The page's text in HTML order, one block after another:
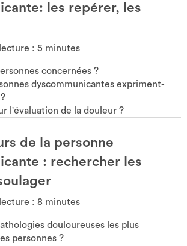
les repérer, les
: 5 minutes
concernées ?
dyscommunicantes expriment-
l'évaluation de la douleur ?
de la personne
: rechercher les
: 8 minutes
douloureuses les plus
personnes ?